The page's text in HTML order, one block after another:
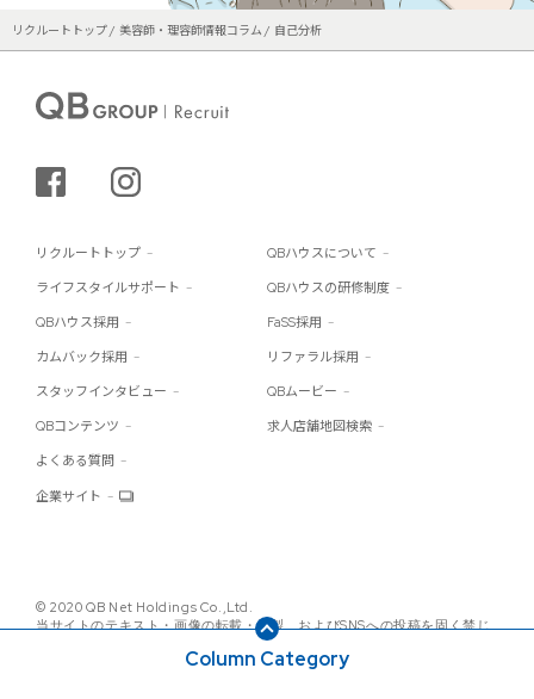
Column Category
リクルートトップ 美容師・理容師情報コラム 自己分析
シェアする
リクルートトップ QBハウスについて
ライフスタイルサポート QBハウスの研修制度
QBハウス採用 FaSS採用
カムバック採用 リファラル採用
スタッフインタビュー QBムービー
QBコンテンツ 求人店舗地図検索
よくある質問
企業サイト
© 2020 QB Net Holdings Co.,Ltd.
当サイトのテキスト・画像の転載・複製、およびSNSへの投稿を固く禁じ